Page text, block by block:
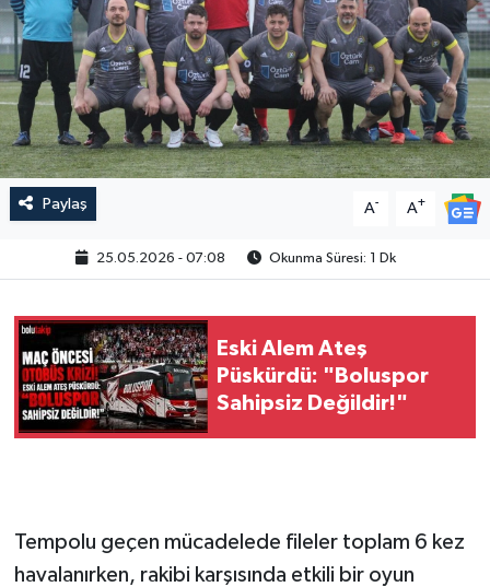
Paylaş A- A+
25.05.2026 - 07:08 Okunma Süresi: 1 Dk
Eski Alem Ateş
Püskürdü: "Boluspor
Sahipsiz Değildir!"
Tempolu geçen mücadelede fileler toplam 6 kez
havalanırken, rakibi karşısında etkili bir oyun